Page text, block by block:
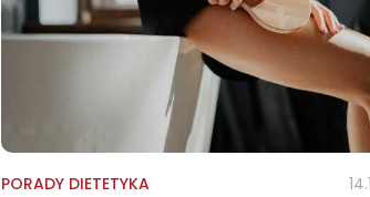
PORADY DIETETYKA